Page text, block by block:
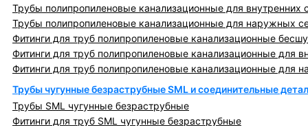
Трубы полипропиленовые канализационные для внутренних
Трубы полипропиленовые канализационные для наружных
Фитинги для труб полипропиленовые канализационные
Фитинги для труб полипропиленовые канализационные для
Фитинги для труб полипропиленовые канализационные для
Трубы чугунные безраструбные SML и соединительные
Трубы SML чугунные безраструбные
Фитинги для труб SML чугунные безраструбные